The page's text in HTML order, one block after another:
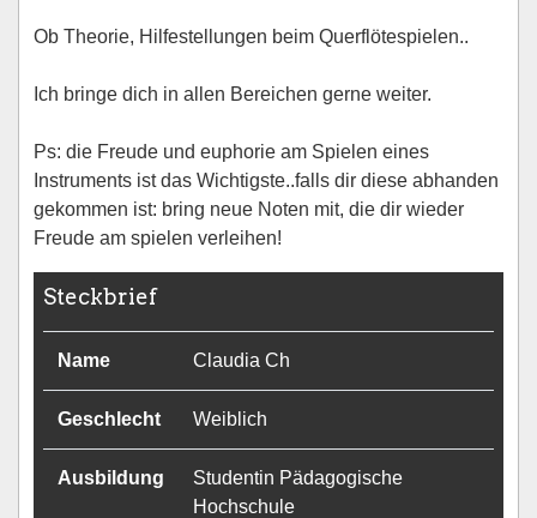
Ob Theorie, Hilfestellungen beim Querflötespielen..
Ich bringe dich in allen Bereichen gerne weiter.
Ps: die Freude und euphorie am Spielen eines
Instruments ist das Wichtigste..falls dir diese abhanden
gekommen ist: bring neue Noten mit, die dir wieder
Freude am spielen verleihen!
Steckbrief
Name Claudia Ch
Geschlecht Weiblich
Ausbildung
Studentin Pädagogische
Hochschule